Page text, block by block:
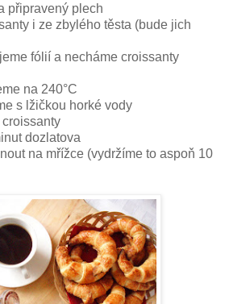
připravený plech
i ze zbylého těsta (bude jich
fólií a necháme croissanty
na 240°C
s lžičkou horké vody
dozlatova
na mřížce (vydržíme to aspoň 10